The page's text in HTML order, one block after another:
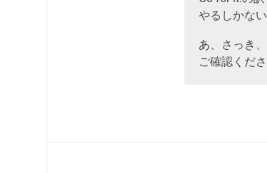
やるしかない
あ、さっき
ご確認くだ